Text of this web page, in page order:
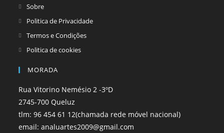
tab
Sobre
Politica de Privacidade
Termos e Condições
Politica de cookies
MORADA
Rua Vitorino Nemésio 2 -3ºD
2745-700 Queluz
tlm: 96 454 61 12(chamada rede móvel nacional)
email: analuartes2009@gmail.com